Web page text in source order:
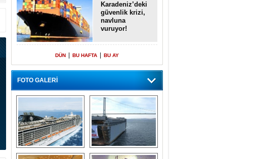
Karadeniz’deki
güvenlik krizi,
navluna
vuruyor!
DÜN BU HAFTA BU AY
FOTO GALERİ
“Gemi içinde gemi”
Dünyada tek!